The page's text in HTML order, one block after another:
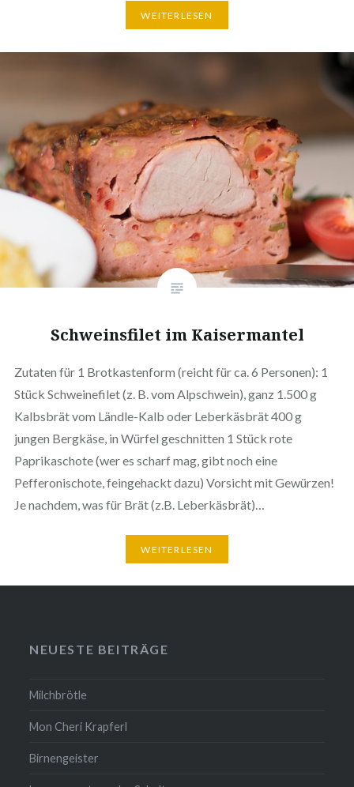
WEITERLESEN
Schweinsfilet im Kaisermantel
Zutaten für 1 Brotkastenform (reicht für ca. 6 Personen): 1
Stück Schweinefilet (z. B. vom Alpschwein), ganz 1.500 g
Kalbsbrät vom Ländle-Kalb oder Leberkäsbrät 400 g
jungen Bergkäse, in Würfel geschnitten 1 Stück rote
Paprikaschote (wer es scharf mag, gibt noch eine
Pefferonischote, feingehackt dazu) Vorsicht mit Gewürzen!
Je nachdem, was für Brät (z.B. Leberkäsbrät)…
WEITERLESEN
NEUESTE BEITRÄGE
Milchbrötle
Mon Cheri Krapferl
Birnengeister